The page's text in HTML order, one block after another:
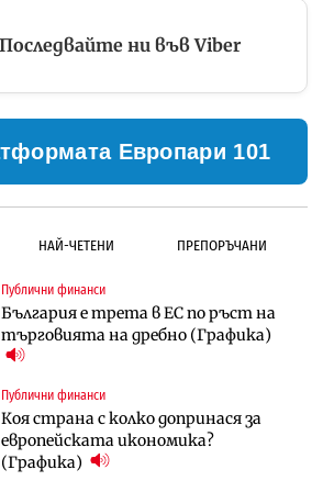
Последвайте ни във Viber
Европари 101
НАЙ-ЧЕТЕНИ ПРЕПОРЪЧАНИ
Публични финанси
България е трета в ЕС по ръст на
търговията на дребно (Графика)
Публични финанси
Коя страна с колко допринася за
европейската икономика?
(Графика)
Градоустройство
Столична община избра
изпълнител за преместването на
трамвайното трасе по бул.
Инфраструктура
Проектирането на тунела под
Петрохан ще върви паралелно с
Инфраструктура
Проектирането на тунела под
Петрохан ще върви паралелно с
екологичните оценки
Компании
„Хювефарма“ подписа договор за
придобиване на Euroapi Italy